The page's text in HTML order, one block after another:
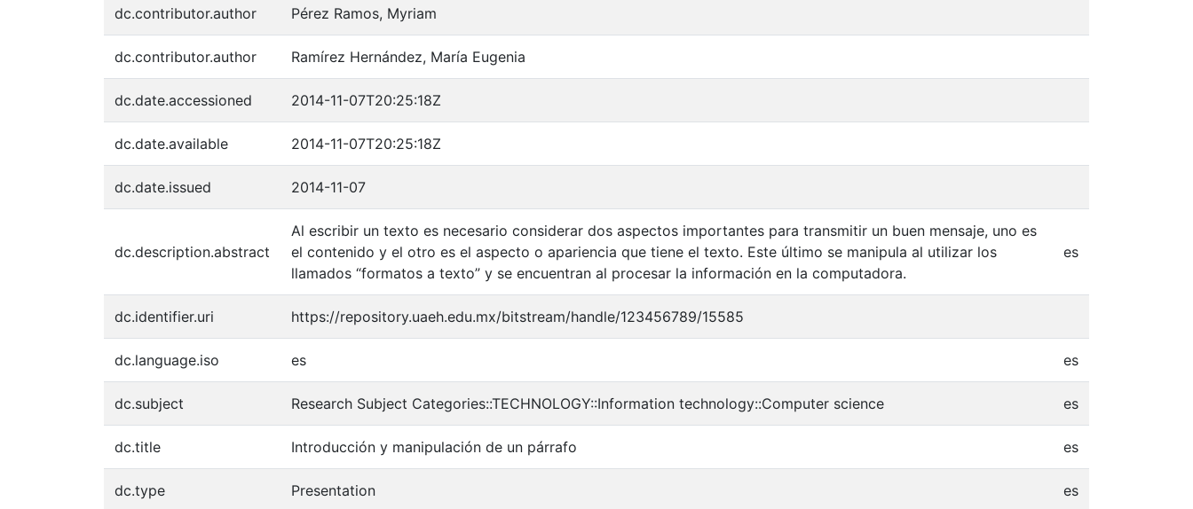
dc.contributor.author Pérez Ramos, Myriam
dc.contributor.author Ramírez Hernández, María Eugenia
dc.date.accessioned 2014-11-07T20:25:18Z
dc.date.available 2014-11-07T20:25:18Z
dc.date.issued 2014-11-07
dc.description.abstract
Al escribir un texto es necesario considerar dos aspectos importantes para transmitir un buen mensaje, uno es
el contenido y el otro es el aspecto o apariencia que tiene el texto. Este último se manipula al utilizar los
llamados “formatos a texto” y se encuentran al procesar la información en la computadora.
es
dc.identifier.uri https://repository.uaeh.edu.mx/bitstream/handle/123456789/15585
dc.language.iso es es
dc.subject Research Subject Categories::TECHNOLOGY::Information technology::Computer science es
dc.title Introducción y manipulación de un párrafo es
dc.type Presentation es